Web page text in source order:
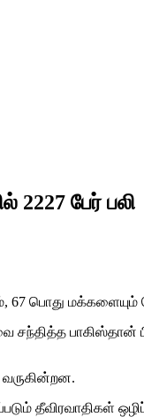
பேர் பலி
பொது மக்களையும்
சந்தித்த
வருகின்றன.
தீவிரவாதிகள்